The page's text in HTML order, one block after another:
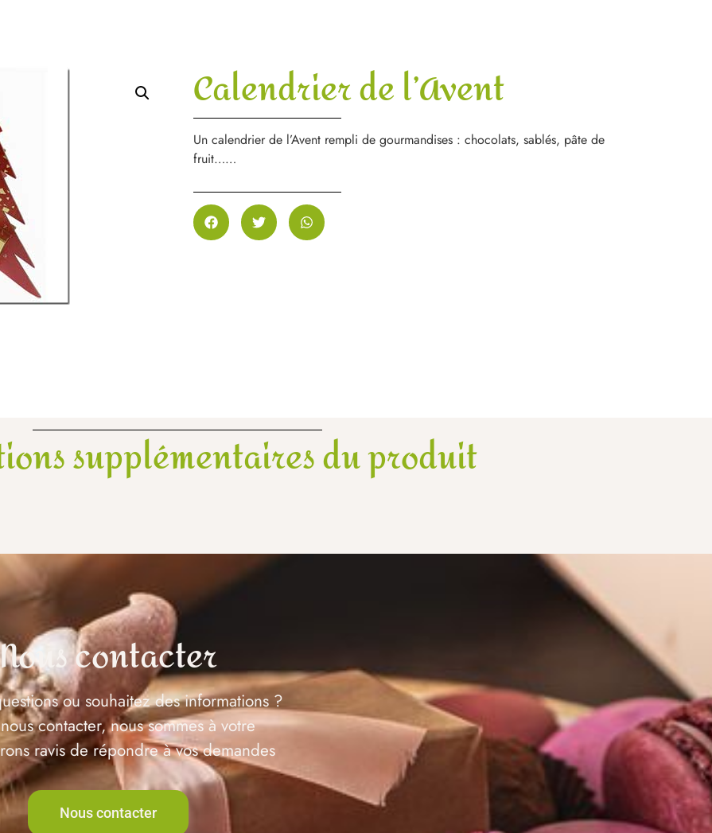
Calendrier de l’Avent
Un calendrier de l’Avent rempli de gourmandises : chocolats, sablés, pâte de
fruit……
supplémentaires du produit
Nous contacter
ou souhaitez des informations ?
contacter, nous sommes à votre
ravis de répondre à vos demandes
Nous contacter